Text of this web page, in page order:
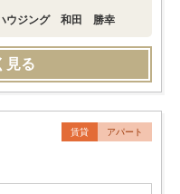
ウジング 和田 勝幸
見る
賃貸 アパート